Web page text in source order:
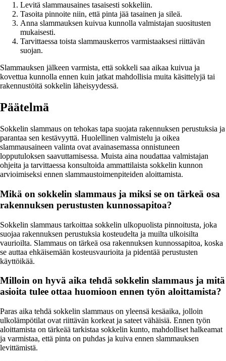
Levitä slammausaines tasaisesti sokkeliin.
Tasoita pinnoite niin, että pinta jää tasainen ja sileä.
Anna slammauksen kuivua kunnolla valmistajan suositusten
mukaisesti.
Tarvittaessa toista slammauskerros varmistaaksesi riittävän
suojan.
Slammauksen jälkeen varmista, että sokkeli saa aikaa kuivua ja
kovettua kunnolla ennen kuin jatkat mahdollisia muita käsittelyjä tai
rakennustöitä sokkelin läheisyydessä.
Päätelmä
Sokkelin slammaus on tehokas tapa suojata rakennuksen perustuksia ja
parantaa sen kestävyyttä. Huolellinen valmistelu ja oikea
slammausaineen valinta ovat avainasemassa onnistuneen
lopputuloksen saavuttamisessa. Muista aina noudattaa valmistajan
ohjeita ja tarvittaessa konsultoida ammattilaista sokkelin kunnon
arvioimiseksi ennen slammaustoimenpiteiden aloittamista.
Mikä on sokkelin slammaus ja miksi se on tärkeä osa
rakennuksen perustusten kunnossapitoa?
Sokkelin slammaus tarkoittaa sokkelin ulkopuolista pinnoitusta, joka
suojaa rakennuksen perustuksia kosteudelta ja muilta ulkoisilta
vaurioilta. Slammaus on tärkeä osa rakennuksen kunnossapitoa, koska
se auttaa ehkäisemään kosteusvaurioita ja pidentää perustusten
käyttöikää.
Milloin on hyvä aika tehdä sokkelin slammaus ja mitä
asioita tulee ottaa huomioon ennen työn aloittamista?
Paras aika tehdä sokkelin slammaus on yleensä kesäaika, jolloin
ulkolämpötilat ovat riittävän korkeat ja sateet vähäisiä. Ennen työn
aloittamista on tärkeää tarkistaa sokkelin kunto, mahdolliset halkeamat
ja varmistaa, että pinta on puhdas ja kuiva ennen slammauksen
levittämistä.